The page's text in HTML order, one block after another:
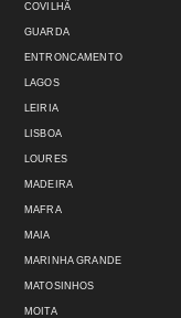
COVILHÃ
GUARDA
ENTRONCAMENTO
LAGOS
LEIRIA
LISBOA
LOURES
MADEIRA
MAFRA
MAIA
MARINHA GRANDE
MATOSINHOS
MOITA